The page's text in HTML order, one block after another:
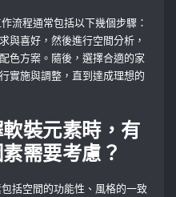
流程通常包括以下幾個步驟：
與喜好，然後進行空間分析，
色方案。隨後，選擇合適的家
實施與調整，直到達成理想的
裝元素時，有
需要考慮？
括空間的功能性、風格的一致